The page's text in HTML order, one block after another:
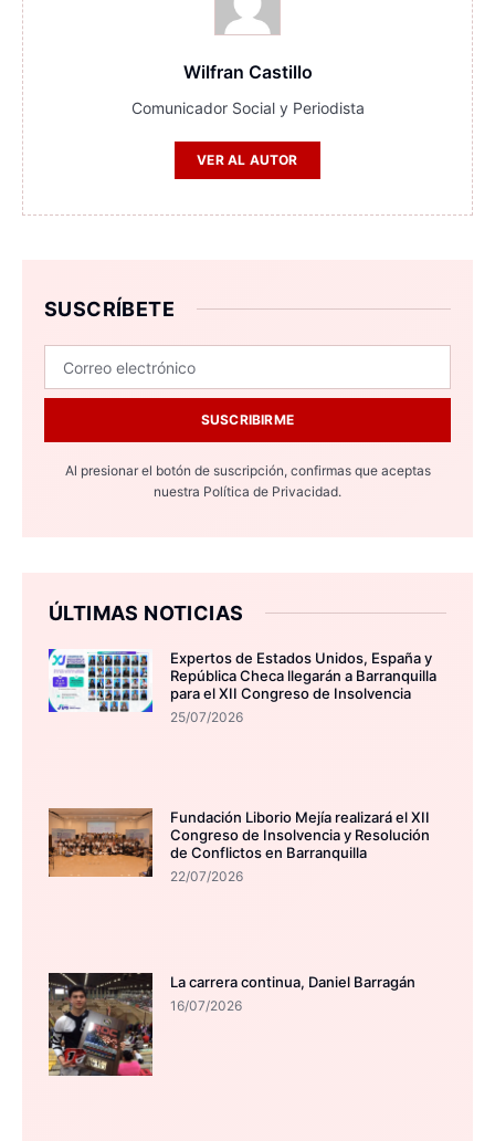
Wilfran Castillo
Comunicador Social y Periodista
VER AL AUTOR
SUSCRÍBETE
SUSCRIBIRME
Al presionar el botón de suscripción, confirmas que aceptas
nuestra Política de Privacidad.
ÚLTIMAS NOTICIAS
Expertos de Estados Unidos, España y
República Checa llegarán a Barranquilla
para el XII Congreso de Insolvencia
25/07/2026
Fundación Liborio Mejía realizará el XII
Congreso de Insolvencia y Resolución
de Conflictos en Barranquilla
22/07/2026
La carrera continua, Daniel Barragán
16/07/2026